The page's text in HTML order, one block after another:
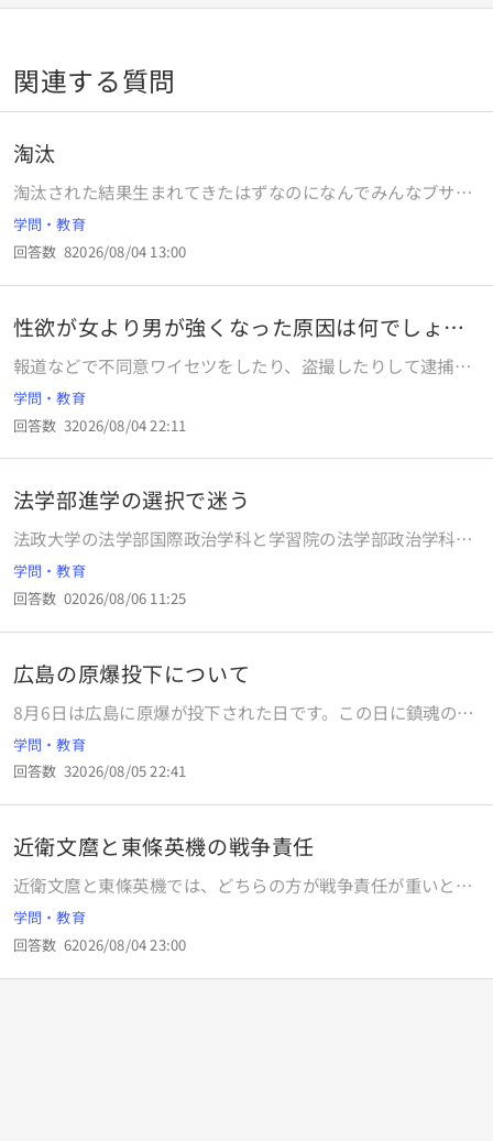
関連する質問
淘汰
淘汰された結果生まれてきたはずなのになんでみんなブサイ
クなんですか？
学問・教育
回答数 82026/08/04 13:00
性欲が女より男が強くなった原因は何でしょう
か？
報道などで不同意ワイセツをしたり、盗撮したりして逮捕さ
れるのは男性ですよね。なので、性欲は女性より男性が強い
と思うのですが何故でしょう？ そもそも性欲とは自己の遺伝
子を未来へ残すための手段ですが、受精して妊娠できるのは
排卵期前後が一番受精確率が高いらしいので、男性が性欲に
を知ってる女性が男性を襲ったほうが効率的に受精できると
思うのです。 これは人間に限らず、野生動物でも1頭のメス
を巡りオス同士で争うこともあるようですが、なぜ生物とし
てオスがメスより性欲が強く受精確率の悪い無駄の多い仕組
みになったのでしょうか？
学問・教育
回答数 32026/08/04 22:11
法学部進学の選択で迷う
法政大学の法学部国際政治学科と学習院の法学部政治学科で
迷っているのですが、将来やりたいことなど特にありませ
ん。皆さんならどっちを選びますか？
学問・教育
回答数 02026/08/06 11:25
広島の原爆投下について
8月6日は広島に原爆が投下された日です。この日に鎮魂のた
めにどのようなことをしていますか？
学問・教育
回答数 32026/08/05 22:41
近衛文麿と東條英機の戦争責任
近衛文麿と東條英機では、どちらの方が戦争責任が重いと思
いますか？
学問・教育
回答数 62026/08/04 23:00